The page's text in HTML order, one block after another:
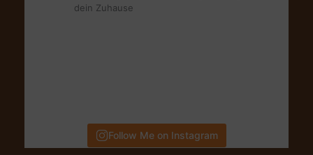
dein Zuhause
Follow Me on Instagram